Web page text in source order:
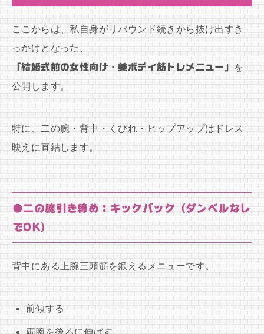
ここからは、私自身がリバウンド続きから抜け出すき
っかけとなった、
「結婚式前の女性向け・美ボディ筋トレメニュー」
を
公開します。
特に、二の腕・背中・くびれ・ヒップアップはドレス
映えに直結します。
●二の腕引き締め：キックバック（ダンベルなし
でOK）
背中にある上腕三頭筋を鍛えるメニューです。
前傾する
両腕を後ろに伸ばす